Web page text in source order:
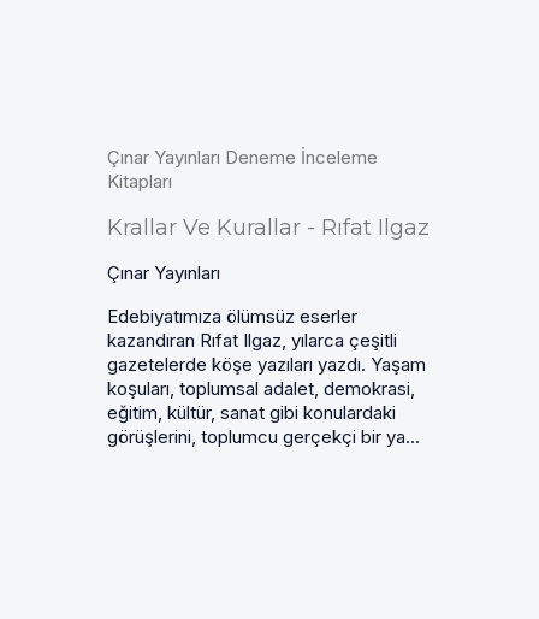
Çınar Yayınları Deneme İnceleme
Kitapları
Krallar Ve Kurallar - Rıfat Ilgaz
Çınar Yayınları
Edebiyatımıza ölümsüz eserler
kazandıran Rıfat Ilgaz, yılarca çeşitli
gazetelerde köşe yazıları yazdı. Yaşam
koşuları, toplumsal adalet, demokrasi,
eğitim, kültür, sanat gibi konulardaki
görüşlerini, toplumcu gerçekçi bir ya...